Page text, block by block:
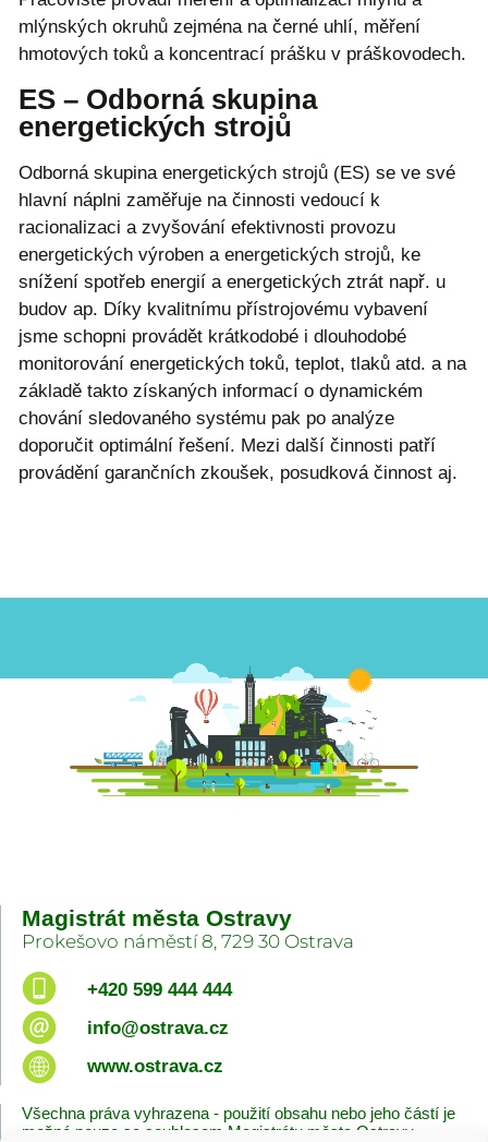
mlýnských okruhů zejména na černé uhlí, měření
hmotových toků a koncentrací prášku v práškovodech.
ES – Odborná skupina
energetických strojů
Odborná skupina energetických strojů (ES) se ve své
hlavní náplni zaměřuje na činnosti vedoucí k
racionalizaci a zvyšování efektivnosti provozu
energetických výroben a energetických strojů, ke
snížení spotřeb energií a energetických ztrát např. u
budov ap. Díky kvalitnímu přístrojovému vybavení
jsme schopni provádět krátkodobé i dlouhodobé
monitorování energetických toků, teplot, tlaků atd. a na
základě takto získaných informací o dynamickém
chování sledovaného systému pak po analýze
doporučit optimální řešení. Mezi další činnosti patří
provádění garančních zkoušek, posudková činnost aj.
Magistrát města Ostravy
Prokešovo náměstí 8, 729 30 Ostrava
+420 599 444 444
info@ostrava.cz
www.ostrava.cz
Všechna práva vyhrazena - použití obsahu nebo jeho částí je
možné pouze se souhlasem Magistrátu města Ostravy.